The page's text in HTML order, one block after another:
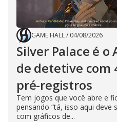
GAME HALL/ 04/08/2026
Silver Palace é o
de detetive com
pré-registros
Tem jogos que você abre e
pensando “tá, isso aqui deve
com gráficos de...